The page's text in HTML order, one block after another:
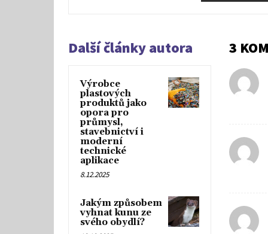
Další články autora
Výrobce
plastových
produktů jako
opora pro
průmysl,
stavebnictví i
moderní
technické
aplikace
8.12.2025
Jakým způsobem
vyhnat kunu ze
svého obydlí?
3